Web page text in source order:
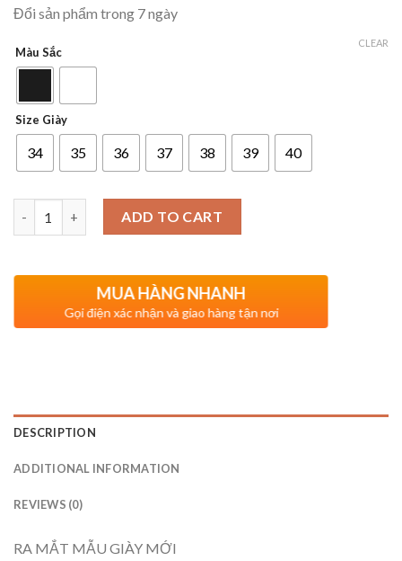
Đổi sản phẩm trong 7 ngày
Màu Sắc
Size Giày
34 35 36 37 38 39 40
CLEAR
ADD TO CART
MUA HÀNG NHANH
Gọi điện xác nhận và giao hàng tận nơi
DESCRIPTION
ADDITIONAL INFORMATION
REVIEWS (0)
RA MẮT MẪU GIÀY MỚI